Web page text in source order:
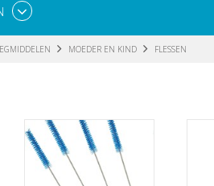
MOEDER EN KIND FLESSEN